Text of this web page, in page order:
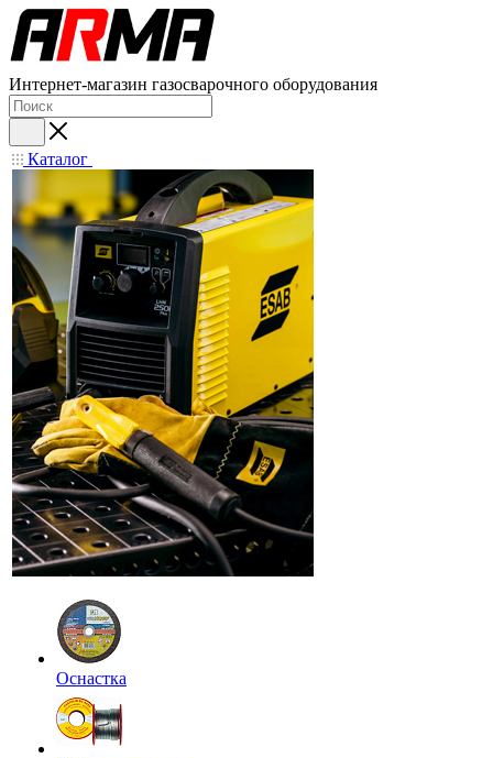
Интернет-магазин газосварочного оборудования
Каталог
Оснастка